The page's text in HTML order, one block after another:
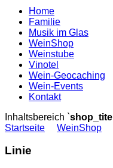
Home
Familie
Musik im Glas
WeinShop
Weinstube
Vinotel
Wein-Geocaching
Wein-Events
Kontakt
Inhaltsbereich `shop_titel
Startseite
WeinShop
Linie